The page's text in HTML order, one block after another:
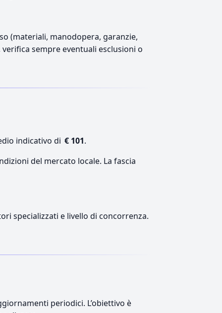
(materiali, manodopera, garanzie,
sempre eventuali esclusioni o
indicativo di € 101.
del mercato locale. La fascia
specializzati e livello di concorrenza.
periodici. L’obiettivo è